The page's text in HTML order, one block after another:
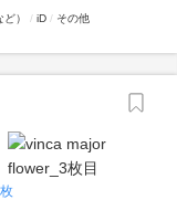
） iD その他